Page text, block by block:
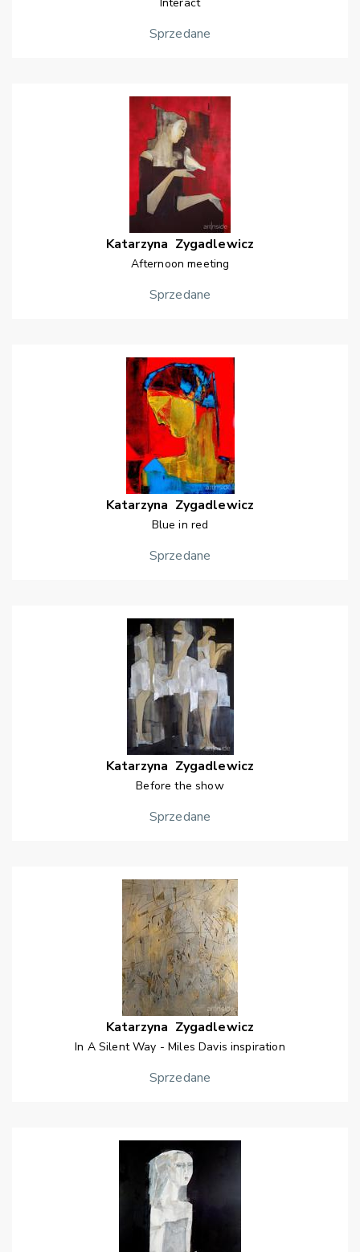
Sprzedane
Katarzyna Zygadlewicz
Afternoon meeting
Sprzedane
Katarzyna Zygadlewicz
Blue in red
Sprzedane
Katarzyna Zygadlewicz
Before the show
Sprzedane
Katarzyna Zygadlewicz
In A Silent Way - Miles Davis inspiration
Sprzedane